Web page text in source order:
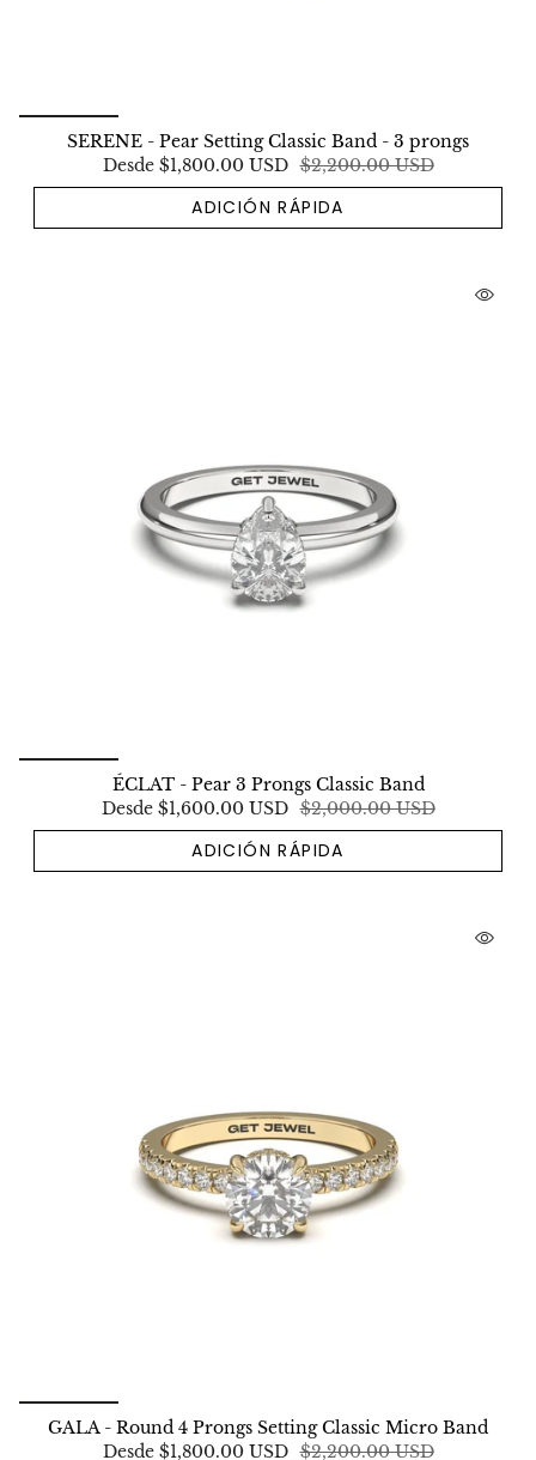
SERENE - Pear Setting Classic Band - 3 prongs
Desde$1,800.00 USD $2,200.00 USD
ADICIÓN RÁPIDA
ÉCLAT - Pear 3 Prongs Classic Band
Desde$1,600.00 USD $2,000.00 USD
ADICIÓN RÁPIDA
GALA - Round 4 Prongs Setting Classic Micro Band
Desde$1,800.00 USD $2,200.00 USD